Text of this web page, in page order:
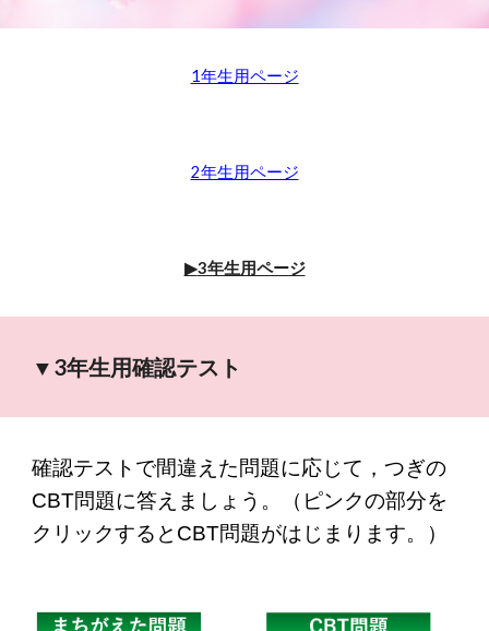
1年生用ページ
2年生用ページ
▶3年生用ページ
▼ 3年生用確認テスト
確認テストで間違えた問題に応じて，つぎの
CBT問題に答えましょう。（ピンクの部分を
クリックするとCBT問題がはじまります。）